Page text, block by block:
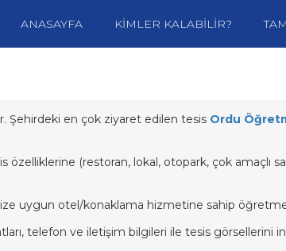
ANASAYFA KİMLER KALABİLİR?
Şehirdeki en çok ziyaret edilen tesis Ordu
(restoran, lokal, otopark, çok amaçlı
uygun otel/konaklama hizmetine sahip
telefon ve iletişim bilgileri ile tesis görsellerini